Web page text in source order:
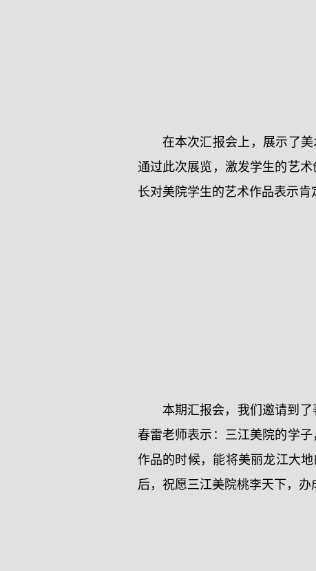
在本次汇报会上，展示了
通过此次展览，激发学生的艺
长对美院学生的艺术作品表示肯
本期汇报会，我们邀请到
春雷老师表示：三江美院的学
作品的时候，能将美丽龙江大
后，祝愿三江美院桃李天下，办